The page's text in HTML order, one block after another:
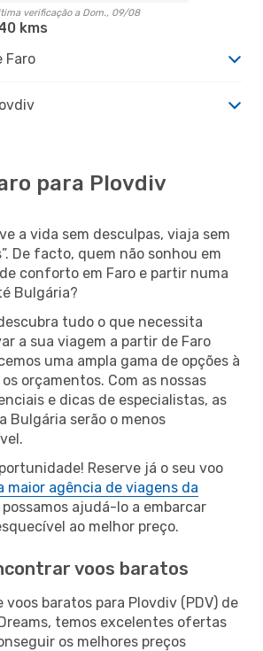
verificação a Dom., 09/08
kms
Faro
para Plovdiv
a vida sem desculpas, viaja sem
De facto, quem não sonhou em
conforto em Faro e partir numa
Bulgária?
tudo o que necessita
a sua viagem a partir de Faro
uma ampla gama de opções à
orçamentos. Com as nossas
e dicas de especialistas, as
Bulgária serão o menos
Reserve já o seu voo
maior agência de viagens da
possamos ajudá-lo a embarcar
ao melhor preço.
voos baratos
voos baratos para Plovdiv (PDV) de
temos excelentes ofertas
os melhores preços